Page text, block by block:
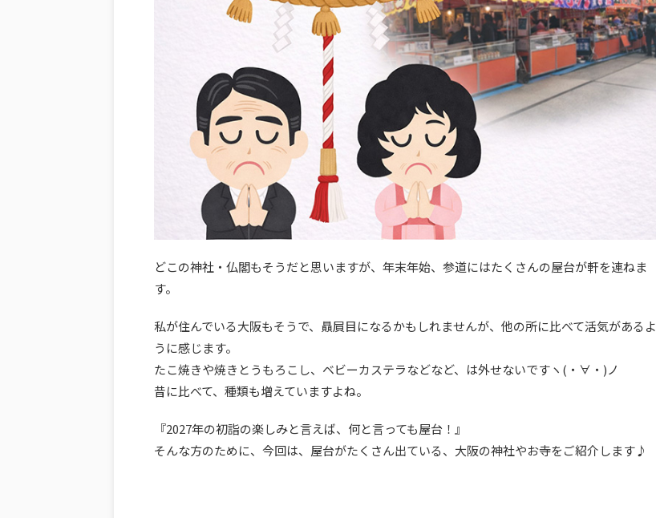
どこの神社・仏閣もそうだと思いますが、年末年始、参道にはたくさんの屋台が軒を連ねま
す。
私が住んでいる大阪もそうで、贔屓目になるかもしれませんが、他の所に比べて活気があるよ
うに感じます。
たこ焼きや焼きとうもろこし、ベビーカステラなどなど、は外せないですヽ(・∀・)ノ
昔に比べて、種類も増えていますよね。
『2027年の初詣の楽しみと言えば、何と言っても屋台！』
そんな方のために、今回は、屋台がたくさん出ている、大阪の神社やお寺をご紹介します♪